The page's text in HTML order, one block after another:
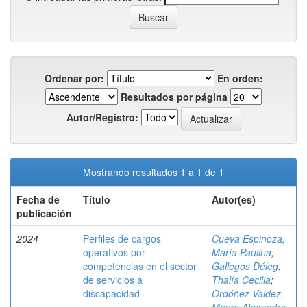
Ordenar por:
En orden:
Resultados por página
Autor/Registro:
Mostrando resultados 1 a 1 de 1
Fecha de
publicación
Título Autor(es)
2024
Perfiles de cargos
operativos por
competencias en el sector
de servicios a
discapacidad
Cueva Espinoza,
María Paulina;
Gallegos Déleg,
Thalía Cecilia;
Ordóñez Valdez,